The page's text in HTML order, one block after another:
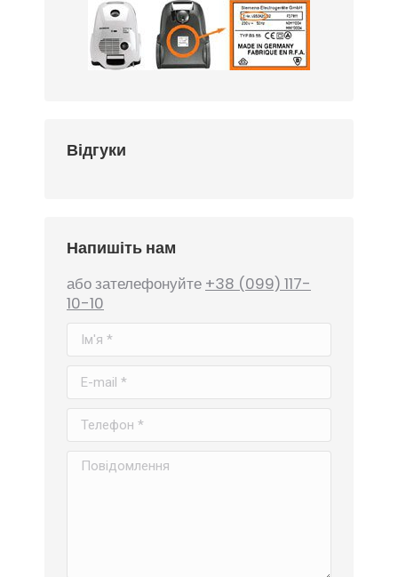
Відгуки
Напишіть нам
або зателефонуйте +38 (099) 117-
10-10
Ім'я *
E-mail *
Телефон *
Повідомлення